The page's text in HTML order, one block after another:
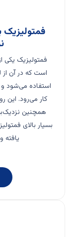
فمتولیزیک
فمتولیزیک یکی
است که در آن از
استفاده می‌شود و
کار می‌رود. این
همچنین
بسیار بالای
یافته